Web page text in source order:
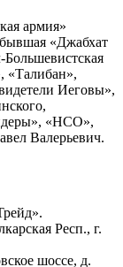
армия»
«Джабхат
Иеговы»,
«НСО»,
Валерьевич.
Респ., г.
шоссе, д.